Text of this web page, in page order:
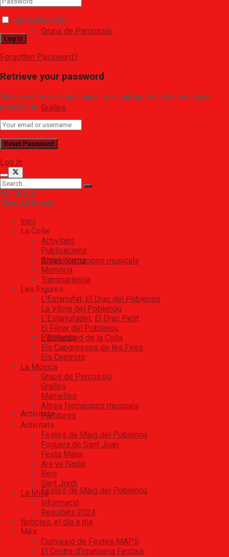
Grups de Percussió
Gralles
Altres formacions musicals
Partitures
Activitats
Festes de Maig del Poblenou
Remember Me
Forgotten Password?
Retrieve your password
Please enter your username or email address to reset your
password.
Log In
No Result
View All Result
Inici
La Colla
Activitats
Publicacions
Organigrama
Memòria
Transparència
Les Figures
L’Estarrufat, El Drac del Poblenou
La Víbria del Poblenou
L’Estarrufadet, El Drac Petit
El Fènix del Poblenou
L’Estendard de la Colla
Els Capgrossos de les Fires
Els Ceptrots
La Música
Grups de Percussió
Gralles
Mamelles
Altres formacions musicals
Partitures
Activitats
Festes de Maig del Poblenou
Foguera de Sant Joan
Festa Major
Ara ve Nadal
Reis
Sant Jordi
La Milla
Informació
Resultats 2024
Notícies, el dia a dia
Més
Comissió de Festes MAPS
El Centre d’Imatgeria Festiva